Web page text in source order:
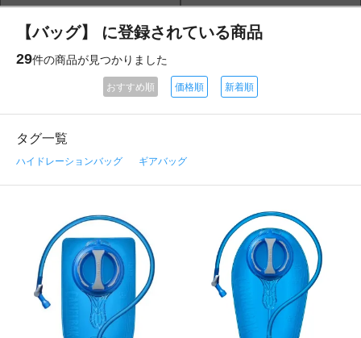
【バッグ】 に登録されている商品
29件の商品が見つかりました
おすすめ順 価格順 新着順
タグ一覧
ハイドレーションバッグ ギアバッグ